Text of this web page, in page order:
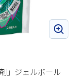
」ジェルボール